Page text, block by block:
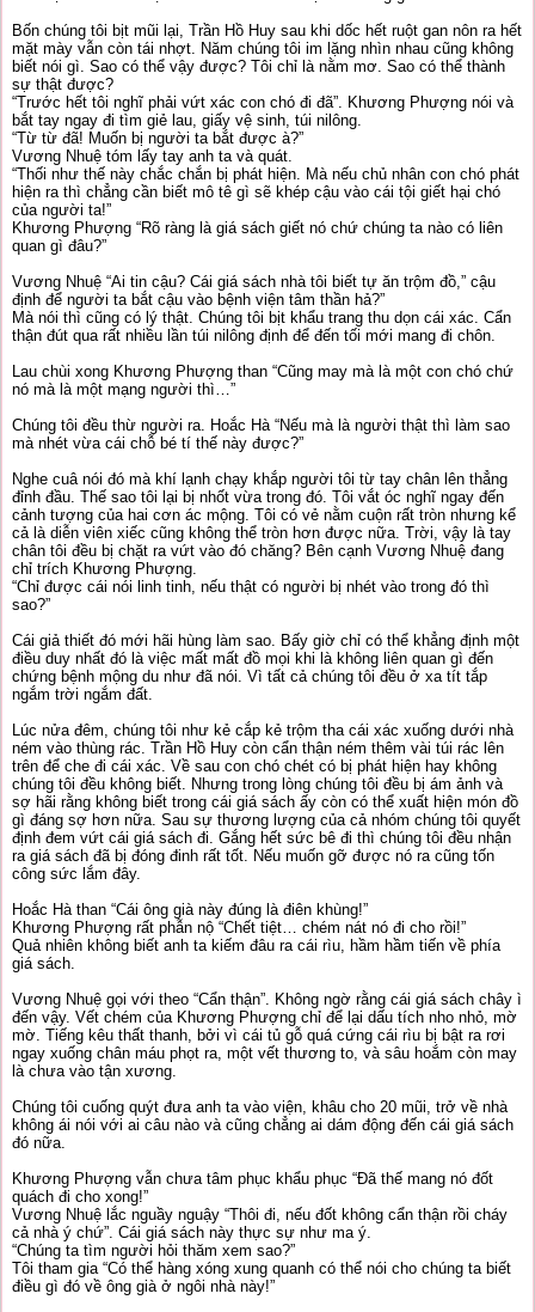
Bốn chúng tôi bịt mũi lại, Trần Hồ Huy sau khi dốc hết ruột gan nôn ra hết
mặt mày vẫn còn tái nhợt. Năm chúng tôi im lặng nhìn nhau cũng không
biết nói gì. Sao có thể vậy được? Tôi chỉ là nằm mơ. Sao có thể thành
sự thật được?
“Trước hết tôi nghĩ phải vứt xác con chó đi đã”. Khương Phượng nói và
bắt tay ngay đi tìm giẻ lau, giấy vệ sinh, túi nilông.
“Từ từ đã! Muốn bị người ta bắt được à?”
Vương Nhuệ tóm lấy tay anh ta và quát.
“Thối như thế này chắc chắn bị phát hiện. Mà nếu chủ nhân con chó phát
hiện ra thì chẳng cần biết mô tê gì sẽ khép cậu vào cái tội giết hại chó
của người ta!”
Khương Phượng “Rõ ràng là giá sách giết nó chứ chúng ta nào có liên
quan gì đâu?”
Vương Nhuệ “Ai tin cậu? Cái giá sách nhà tôi biết tự ăn trộm đồ,” cậu
định để người ta bắt cậu vào bệnh viện tâm thần hả?”
Mà nói thì cũng có lý thật. Chúng tôi bịt khẩu trang thu dọn cái xác. Cẩn
thận đút qua rất nhiều lần túi nilông định để đến tối mới mang đi chôn.
Lau chùi xong Khương Phượng than “Cũng may mà là một con chó chứ
nó mà là một mạng người thì…”
Chúng tôi đều thừ người ra. Hoắc Hà “Nếu mà là người thật thì làm sao
mà nhét vừa cái chỗ bé tí thế này được?”
Nghe cuâ nói đó mà khí lạnh chạy khắp người tôi từ tay chân lên thẳng
đỉnh đầu. Thế sao tôi lại bị nhốt vừa trong đó. Tôi vắt óc nghĩ ngay đến
cảnh tượng của hai cơn ác mộng. Tôi có vẻ nằm cuộn rất tròn nhưng kể
cả là diễn viên xiếc cũng không thể tròn hơn được nữa. Trời, vậy là tay
chân tôi đều bị chặt ra vứt vào đó chăng? Bên cạnh Vương Nhuệ đang
chỉ trích Khương Phượng.
“Chỉ được cái nói linh tinh, nếu thật có người bị nhét vào trong đó thì
sao?”
Cái giả thiết đó mới hãi hùng làm sao. Bấy giờ chỉ có thể khẳng định một
điều duy nhất đó là việc mất mất đồ mọi khi là không liên quan gì đến
chứng bệnh mộng du như đã nói. Vì tất cả chúng tôi đều ở xa tít tắp
ngắm trời ngắm đất.
Lúc nửa đêm, chúng tôi như kẻ cắp kẻ trộm tha cái xác xuống dưới nhà
ném vào thùng rác. Trần Hồ Huy còn cẩn thận ném thêm vài túi rác lên
trên để che đi cái xác. Về sau con chó chét có bị phát hiện hay không
chúng tôi đều không biết. Nhưng trong lòng chúng tôi đều bị ám ảnh và
sợ hãi rằng không biết trong cái giá sách ấy còn có thể xuất hiện món đồ
gì đáng sợ hơn nữa. Sau sự thương lượng của cả nhóm chúng tôi quyết
định đem vứt cái giá sách đi. Gắng hết sức bê đi thì chúng tôi đều nhận
ra giá sách đã bị đóng đinh rất tốt. Nếu muốn gỡ được nó ra cũng tốn
công sức lắm đây.
Hoắc Hà than “Cái ông già này đúng là điên khùng!”
Khương Phượng rất phẫn nộ “Chết tiệt… chém nát nó đi cho rồi!”
Quả nhiên không biết anh ta kiếm đâu ra cái rìu, hầm hầm tiến về phía
giá sách.
Vương Nhuệ gọi với theo “Cẩn thận”. Không ngờ rằng cái giá sách chây ì
đến vậy. Vết chém của Khương Phượng chỉ để lại dấu tích nho nhỏ, mờ
mờ. Tiếng kêu thất thanh, bởi vì cái tủ gỗ quá cứng cái rìu bị bật ra rơi
ngay xuống chân máu phọt ra, một vết thương to, và sâu hoắm còn may
là chưa vào tận xương.
Chúng tôi cuống quýt đưa anh ta vào viện, khâu cho 20 mũi, trở về nhà
không ái nói với ai câu nào và cũng chẳng ai dám động đến cái giá sách
đó nữa.
Khương Phượng vẫn chưa tâm phục khẩu phục “Đã thế mang nó đốt
quách đi cho xong!”
Vương Nhuệ lắc nguầy nguậy “Thôi đi, nếu đốt không cẩn thận rồi cháy
cả nhà ý chứ”. Cái giá sách này thực sự như ma ý.
“Chúng ta tìm người hỏi thăm xem sao?”
Tôi tham gia “Có thể hàng xóng xung quanh có thể nói cho chúng ta biết
điều gì đó về ông già ở ngôi nhà này!”